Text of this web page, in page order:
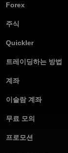
Forex
주식
Quickler
트레이딩하는 방법
계좌
이슬람 계좌
무료 모의
프로모션